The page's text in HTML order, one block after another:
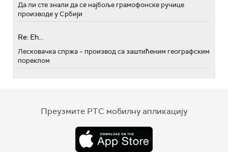
Да ли сте знали да се најбоље грамофонске ручице
производе у Србији
Re: Eh...
Лесковачка спржа – производ са заштићеним географским
пореклом
Преузмите РТС мобилну апликацију